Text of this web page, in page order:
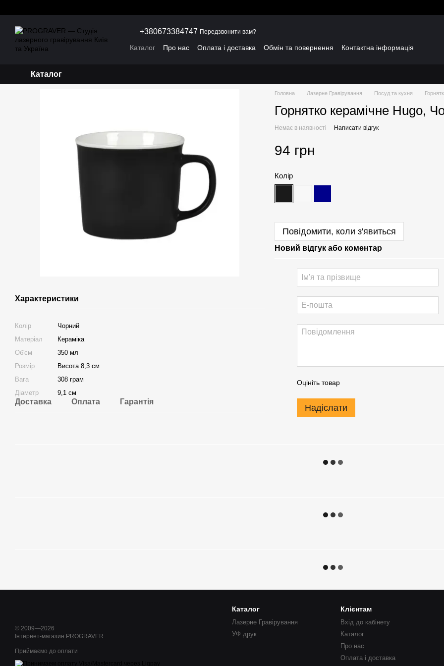
+380673384747 Передзвонити вам?
Каталог Про нас Оплата і доставка Обмін та повернення Контактна інформація
Каталог
Характеристики
Колір
Чорний
Матеріал
Кераміка
Об'єм
350 мл
Розмір
Висота 8,3 см
Вага
308 грам
Діаметр
9,1 см
Доставка Оплата Гарантія
Головна Лазерне Гравірування Посуд та кухня
Горнятко керамічне Hugo,
Немає в наявності Написати відгук
94 грн
Колір
Повідомити, коли з'явиться
Новий відгук або коментар
Оцініть товар
Надіслати
© 2009—2026
Інтернет-магазин PROGRAVER
Приймаємо до оплати
Каталог
Лазерне Гравірування
УФ друк
Клієнтам
Вхід до кабінету
Каталог
Про нас
Оплата і доставка